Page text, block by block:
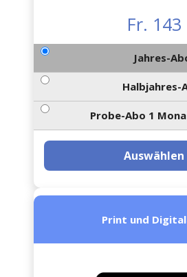
Fr. 143
Jahres-
Halbjahres-
Probe-Abo 1
Auswählen
Print und